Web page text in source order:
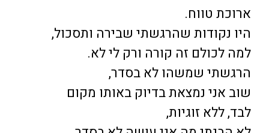
ארוכת טווח.
היו נקודות שהרגשתי שבירה ותסכול,
למה לכולם זה קורה ורק לי לא.
הרגשתי שמשהו לא בסדר,
שוב אני נמצאת בדיוק באותו מקום
לבד, ללא זוגיות,